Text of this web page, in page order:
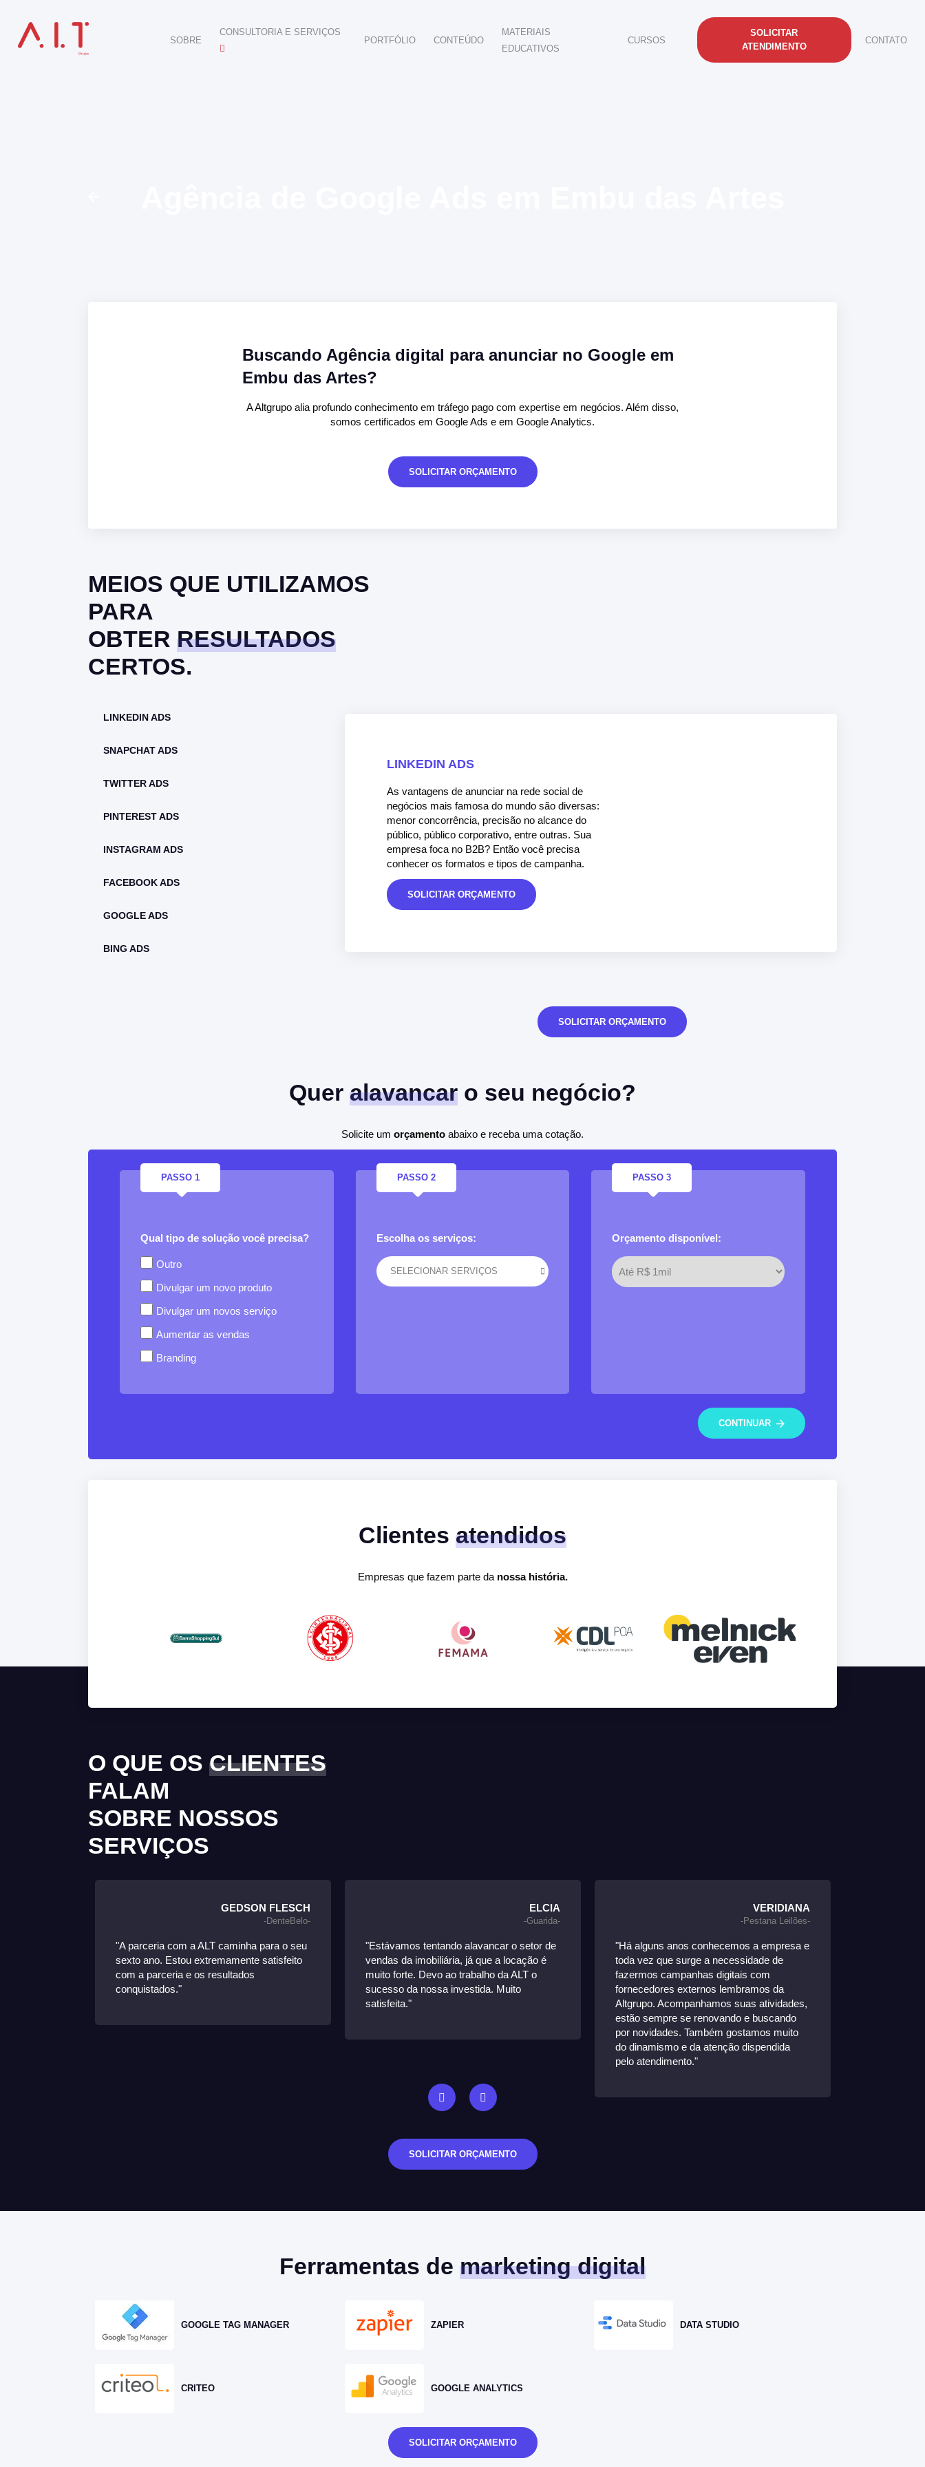
SOBRE
CONSULTORIA E SERVIÇOS
PORTFÓLIO CONTEÚDO
MATERIAIS
EDUCATIVOS
CURSOS
SOLICITAR
ATENDIMENTO
CONTATO
Buscando Agência digital para anunciar no Google em
Embu das Artes?
A Altgrupo alia profundo conhecimento em tráfego pago com expertise em negócios. Além disso,
somos certificados em Google Ads e em Google Analytics.
SOLICITAR ORÇAMENTO
MEIOS QUE UTILIZAMOS
PARA
OBTER RESULTADOS
CERTOS.
LINKEDIN ADS
SNAPCHAT ADS
TWITTER ADS
PINTEREST ADS
INSTAGRAM ADS
FACEBOOK ADS
GOOGLE ADS
BING ADS
LINKEDIN ADS
As vantagens de anunciar na rede social de
negócios mais famosa do mundo são diversas:
menor concorrência, precisão no alcance do
público, público corporativo, entre outras. Sua
empresa foca no B2B? Então você precisa
conhecer os formatos e tipos de campanha.
SOLICITAR ORÇAMENTO
SOLICITAR ORÇAMENTO
Quer alavancar o seu negócio?
Solicite um orçamento abaixo e receba uma cotação.
PASSO 1
Qual tipo de solução você precisa?
Outro
Divulgar um novo produto
Divulgar um novos serviço
Aumentar as vendas
Branding
PASSO 2
Escolha os serviços:
SELECIONAR SERVIÇOS
PASSO 3
Orçamento disponível:
CONTINUAR
Clientes atendidos
Empresas que fazem parte da nossa história.
O QUE OS CLIENTES
FALAM
SOBRE NOSSOS
SERVIÇOS
GEDSON FLESCH
-DenteBelo-
"A parceria com a ALT caminha para o seu
sexto ano. Estou extremamente satisfeito
com a parceria e os resultados
conquistados."
ELCIA
-Guarida-
"Estávamos tentando alavancar o setor de
vendas da imobiliária, já que a locação é
muito forte. Devo ao trabalho da ALT o
sucesso da nossa investida. Muito
satisfeita."
VERIDIANA
-Pestana Leilões-
"Há alguns anos conhecemos a empresa e
toda vez que surge a necessidade de
fazermos campanhas digitais com
fornecedores externos lembramos da
Altgrupo. Acompanhamos suas atividades,
estão sempre se renovando e buscando
por novidades. Também gostamos muito
do dinamismo e da atenção dispendida
pelo atendimento."
SOLICITAR ORÇAMENTO
Ferramentas de marketing digital
GOOGLE TAG MANAGER ZAPIER DATA STUDIO
CRITEO GOOGLE ANALYTICS
SOLICITAR ORÇAMENTO